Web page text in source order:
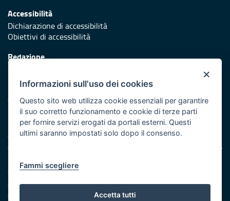
Accessibilità
Dichiarazione di accessibilità
Obiettivi di accessibilità
Redazione
Protezione civile
Vai al sito di Protezione Civile Puglia
Iniziativa finanziata con risorse del POR Puglia 2014/2020 -
Asse XI
Note legali
Cookie e privacy
Amministrazione trasparente
Atti di notifica
×
Informazioni sull'uso dei cookies
Questo sito web utilizza cookie essenziali per garantire
il suo corretto funzionamento e cookie di terze parti
per fornire servizi erogati da portali esterni. Questi
ultimi saranno impostati solo dopo il consenso.
Fammi scegliere
Accetta tutti